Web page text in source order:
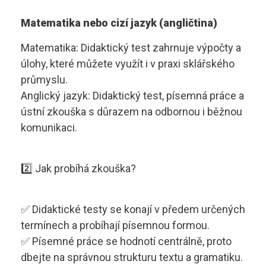
Virtuální prohlídka
Matematika nebo cizí jazyk (angličtina)
Matematika: Didaktický test zahrnuje výpočty a
úlohy, které můžete využít i v praxi sklářského
průmyslu.
Anglický jazyk: Didaktický test, písemná práce a
ústní zkouška s důrazem na odbornou i běžnou
komunikaci.
2️⃣ Jak probíhá zkouška?
✅ Didaktické testy se konají v předem určených
termínech a probíhají písemnou formou.
✅ Písemné práce se hodnotí centrálně, proto
dbejte na správnou strukturu textu a gramatiku.